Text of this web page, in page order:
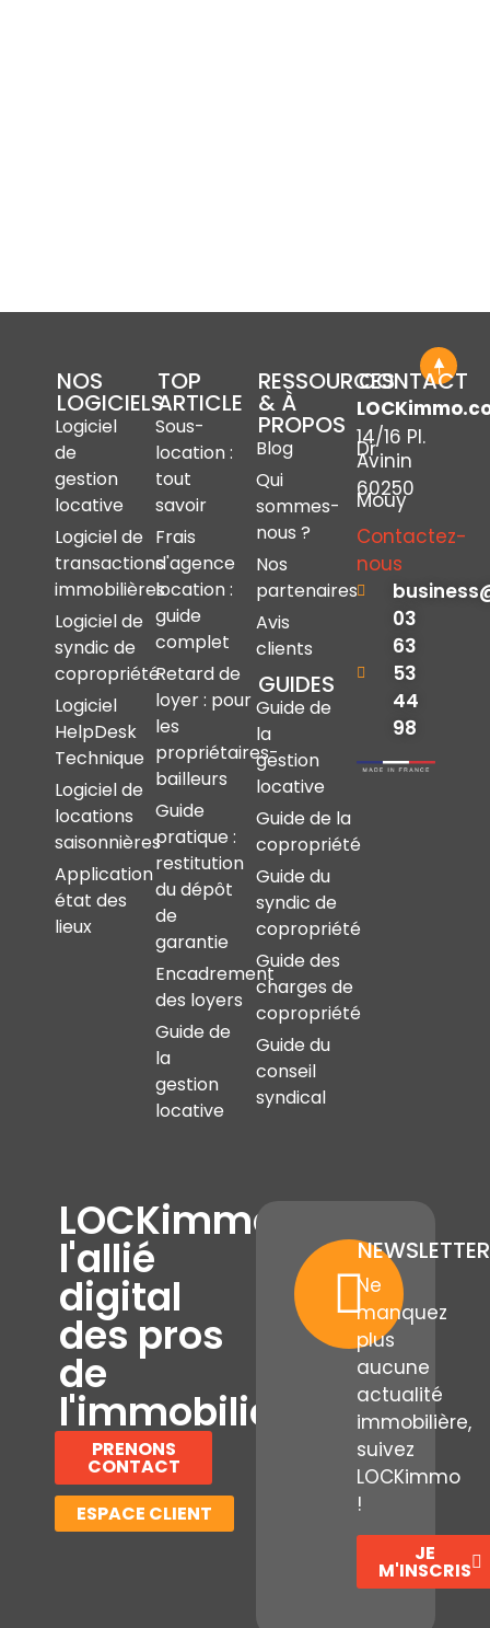
NOS
LOGICIELS
Logiciel
de
gestion
locative
Logiciel de
transactions
immobilières
Logiciel de
syndic de
copropriété
Logiciel
HelpDesk
Technique
Logiciel de
locations
saisonnières
Application
état des
lieux
TOP
ARTICLE
Sous-
location :
tout
savoir
Frais
d'agence
location :
guide
complet
Retard de
loyer : pour
les
propriétaires-
bailleurs
Guide
pratique :
restitution
du dépôt
de
garantie
Encadrement
des loyers
Guide de
la
gestion
locative
RESSOURCES
& À
PROPOS
Blog
Qui
sommes-
nous ?
Nos
partenaires
Avis
clients
GUIDES
Guide de
la
gestion
locative
Guide de la
copropriété
Guide du
syndic de
copropriété
Guide des
charges de
copropriété
Guide du
conseil
syndical
CONTACT
14/16 Pl.
Dr
Avinin
60250
Mouy
Contactez-
nous
03
63
53
44
98
LOCKimmo,
l'allié
digital
des pros
de
l'immobilier
PRENONS
CONTACT
ESPACE CLIENT
NEWSLETTER
Ne
manquez
plus
aucune
actualité
immobilière,
suivez
LOCKimmo
!
JE
M'INSCRIS